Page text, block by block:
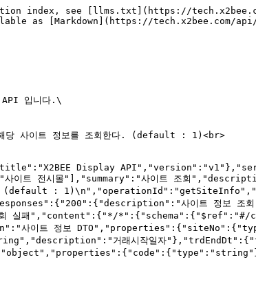
이 설정됩니다.\
> \* 팝업 기간에 해당되는 팝업만 노출되고 우선순위 순으로 노출됩니다.\
> &#x20;   \* 우선순위가 같을경우 시스템 등록순, 시스템 수정순으로 노출됩니다.<br>

```json
{"openapi":"3.1.0","info":{"title":"X2BEE Display API","version":"v1"},"servers":[{"url":"https://api-display.x2bee.com/api/display/","description":"prd"}],"paths":{"/v1/site/popupList":{"get":{"tags":["사이트 전시몰"],"summary":"사이트 팝업목록 조회","description":"## 기능설명\n* 해당 사이트의 팝업 정보 목록을 조회하는 API 입니다.\n---\n## 상세설명\n* 채널상세번호를 입력하지 않았을 경우에는 default 1000001이 설정됩니다.\n* 팝업 기간에 해당되는 팝업만 노출되고 우선순위 순으로 노출됩니다.\n    * 우선순위가 같을경우 시스템 등록순, 시스템 수정순으로 노출됩니다.\n","operationId":"getSitePopupList","parameters":[{"name":"dispMediaCd","in":"query","description":"전시매체코드(DP015)","required":true,"schema":{"type":"string","description":"string"}},{"name":"popupTgtScrnCd","in":"query","description":"팝업대상화면코드(DP016)","required":true,"schema":{"type":"string","description":"string"}},{"name":"dispMediaDtlCd","in":"query","description":"전시매체상코드","schema":{"type":"string","description":"string"}},{"name":"chlDtlNo","in":"query","description":"채널상세번호","required":true,"schema":{"type":"string","description":"string"}},{"name":"prtTypCd","in":"query","description":"팝업출력유형코드(DP017)","schema":{"type":"string","description":"string"}},{"name":"Authorization","in":"header","description":"Access Token","required":false}],"responses":{"200":{"description":"팝업리스트 정보 조회 성공","content":{"*/*":{"schema":{"$ref":"#/components/schemas/SitePopupInfo"}}}},"400":{"description":"팝업리스트 정보 조회 실패","content":{"*/*":{"schema":{"$ref":"#/components/schemas/ErrorCode"}}}}}}}},"components":{"schemas":{"SitePopupInfo":{"type":"object","description":"사이트 팝업 정보 DTO","properties":{"popupNo":{"type":"string","description":"팝업번호"},"popupNm":{"type":"string","description":"팝업명"},"popupTypCd":{"type":"string","description":"팝업유형코드(DP014 01:정보제공형팝업, 02:앱연결팝업,03:쿠폰다운로드팝업)"},"prtTypCd":{"type":"string","description":"팝업출력유형코드(DP017 01:전체화면, 02:일부화면)"},"popupContGbCd":{"type":"string","description":"팝업내용구분코드(DP029 01:이미지형, 02:HTML)"},"popupLink":{"type":"string","description":"팝업링크"},"popupImgPathNm":{"type":"string","description":"팝업이미지경로명 (전시매체 MOBILE일 경우 필수)"},"popupCont":{"type":"string","description":"팝업내용 (팝업내용구분코드 HTML일 경우 필수)"},"popupSzWdt":{"type":"string","description":"팝업사이즈넓이 (전시매체 PC일 경우 필수)"},"popupSzHigh":{"type":"string","description":"팝업사이즈높이 (전시매체 PC일 경우 필수)"},"popupLocLeft":{"type":"string","description":"팝업위치LEFT (전시매체 PC일 경우 필수)"},"popupLocTop":{"type":"string","description":"팝업위치 (전시매체 PC일 경우 필수)"},"chlDtlNo":{"type":"string","description":"채널상세